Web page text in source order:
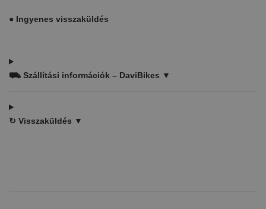
● Ingyenes visszaküldés
⛟ Szállítási információk – DaviBikes ▼
↻ Visszaküldés ▼